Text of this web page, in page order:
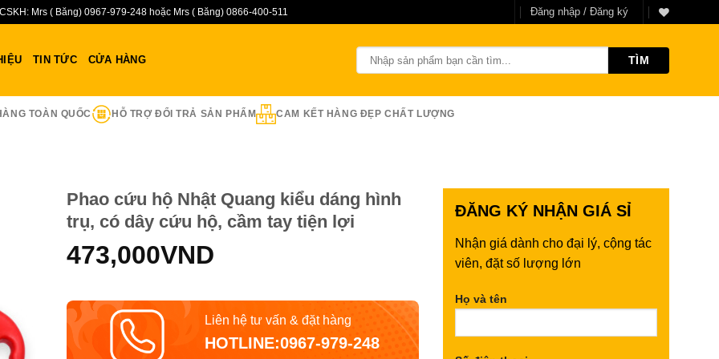
CSKH: Mrs ( Băng) 0967-979-248 hoặc Mrs ( Băng) 0866-400-511 Đăng nhập / Đăng ký
TIN TỨC CỬA HÀNG
TOÀN QUỐC HỖ TRỢ ĐỔI TRẢ SẢN PHẨM CAM KẾT HÀNG ĐẸP CHẤT LƯỢNG
Phao cứu hộ Nhật Quang kiểu dáng hình
trụ, có dây cứu hộ, cầm tay tiện lợi
473,000VND
Liên hệ tư vấn & đặt hàng
HOTLINE:0967-979-248
ĐĂNG KÝ NHẬN GIÁ SỈ
Nhận giá dành cho đại lý, cộng tác
viên, đặt số lượng lớn
Họ và tên